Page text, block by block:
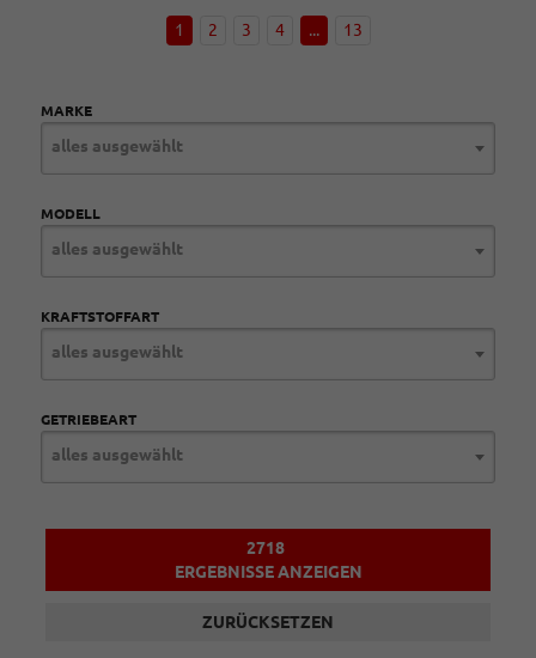
1 2 3 4 ... 13
MARKE
alles ausgewählt
MODELL
alles ausgewählt
KRAFTSTOFFART
alles ausgewählt
GETRIEBEART
alles ausgewählt
2718
ERGEBNISSE ANZEIGEN
ZURÜCKSETZEN